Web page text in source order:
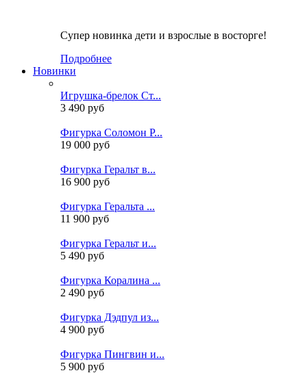
Супер новинка дети и взрослые в восторге!
Подробнее
Новинки
Игрушка-брелок Ст...
3 490 руб
Фигурка Соломон Р...
19 000 руб
Фигурка Геральт в...
16 900 руб
Фигурка Геральта ...
11 900 руб
Фигурка Геральт и...
5 490 руб
Фигурка Коралина ...
2 490 руб
Фигурка Дэдпул из...
4 900 руб
Фигурка Пингвин и...
5 900 руб